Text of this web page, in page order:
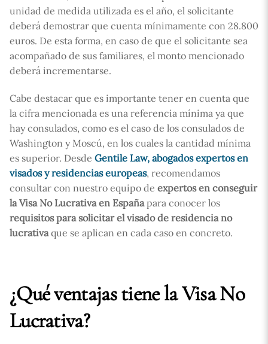
unidad de medida utilizada es el año, el solicitante
deberá demostrar que cuenta mínimamente con 28.800
euros. De esta forma, en caso de que el solicitante sea
acompañado de sus familiares, el monto mencionado
deberá incrementarse.
Cabe destacar que es importante tener en cuenta que
la cifra mencionada es una referencia mínima ya que
hay consulados, como es el caso de los consulados de
Washington y Moscú, en los cuales la cantidad mínima
es superior. Desde Gentile Law, abogados expertos en
visados y residencias europeas, recomendamos
consultar con nuestro equipo de expertos en conseguir
la Visa No Lucrativa en Españapara conocer los
requisitos para solicitar el visado de residencia no
lucrativaque se aplican en cada caso en concreto.
¿Qué ventajas tiene la Visa No
Lucrativa?